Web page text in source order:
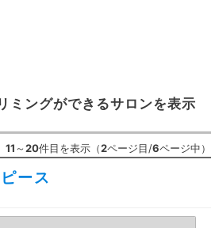
ミングができるサロンを表示
11～20件目を表示（2ページ目/6ページ中）
ース